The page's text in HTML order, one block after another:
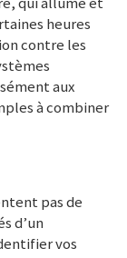
heures
contre les
aux
à combiner
pas de
d’un
vos